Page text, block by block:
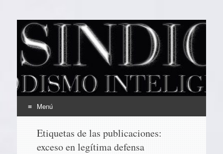
EL SINDICAL
Periodismo Inteligente
Menú
contenido
Etiquetas de las publicaciones:
exceso en legítima defensa